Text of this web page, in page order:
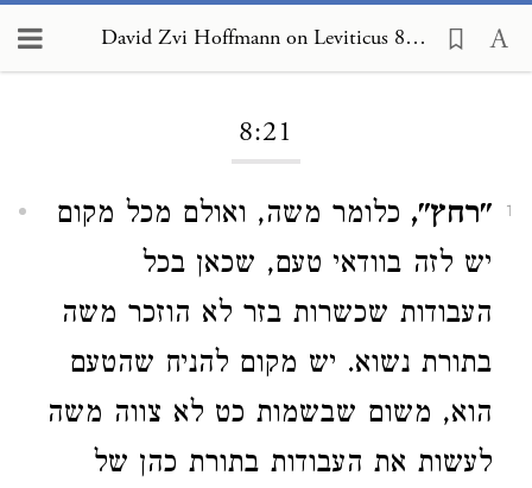
David Zvi Hoffmann on Leviticus 8:21
8:21
1 "רחץ", כלומר משה, ואולם מכל מקום
יש לזה בוודאי טעם, שכאן בכל
העבודות שכשרות בזר לא הוזכר משה
בתורת נשוא. יש מקום להניח שהטעם
הוא, משום שבשמות כט לא צווה משה
לעשות את העבודות בתורת כהן של